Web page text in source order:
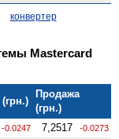
конвертер
Mastercard
Продажа
(грн.)
-0.0247 7,2517 -0.0273